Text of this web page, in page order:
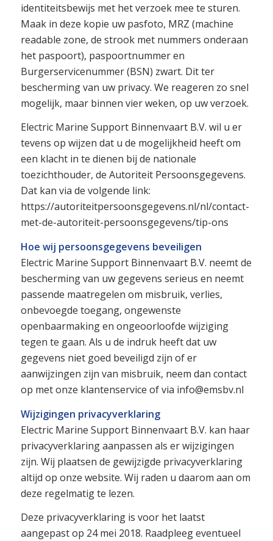
identiteitsbewijs met het verzoek mee te sturen.
Maak in deze kopie uw pasfoto, MRZ (machine
readable zone, de strook met nummers onderaan
het paspoort), paspoortnummer en
Burgerservicenummer (BSN) zwart. Dit ter
bescherming van uw privacy. We reageren zo snel
mogelijk, maar binnen vier weken, op uw verzoek.
Electric Marine Support Binnenvaart B.V. wil u er
tevens op wijzen dat u de mogelijkheid heeft om
een klacht in te dienen bij de nationale
toezichthouder, de Autoriteit Persoonsgegevens.
Dat kan via de volgende link:
https://autoriteitpersoonsgegevens.nl/nl/contact-
met-de-autoriteit-persoonsgegevens/tip-ons
Hoe wij persoonsgegevens beveiligen
Electric Marine Support Binnenvaart B.V. neemt de
bescherming van uw gegevens serieus en neemt
passende maatregelen om misbruik, verlies,
onbevoegde toegang, ongewenste
openbaarmaking en ongeoorloofde wijziging
tegen te gaan. Als u de indruk heeft dat uw
gegevens niet goed beveiligd zijn of er
aanwijzingen zijn van misbruik, neem dan contact
op met onze klantenservice of via info@emsbv.nl
Wijzigingen privacyverklaring
Electric Marine Support Binnenvaart B.V. kan haar
privacyverklaring aanpassen als er wijzigingen
zijn. Wij plaatsen de gewijzigde privacyverklaring
altijd op onze website. Wij raden u daarom aan om
deze regelmatig te lezen.
Deze privacyverklaring is voor het laatst
aangepast op 24 mei 2018. Raadpleeg eventueel